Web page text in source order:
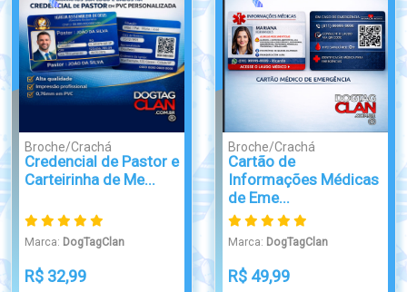
Broche/Crachá
Credencial de Pastor e
Carteirinha de Me...
Marca: DogTagClan
R$ 32,99
Broche/Crachá
Cartão de
Informações Médicas
de Eme...
Marca: DogTagClan
R$ 49,99